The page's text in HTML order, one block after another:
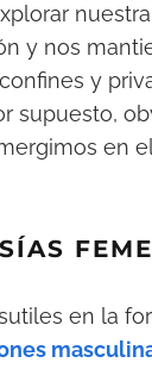
y nos
y
supuesto,
en
en la